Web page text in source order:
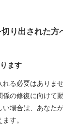
り出された方
ます
れる必要はありま
係の修復に向けて
い場合は、あなた
す。